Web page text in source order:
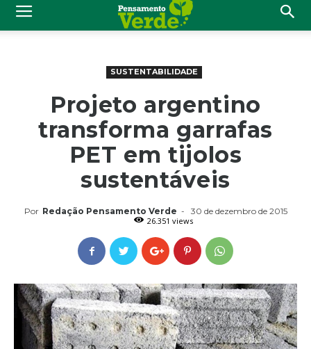
SUSTENTABILIDADE
Projeto argentino
transforma garrafas
PET em tijolos
sustentáveis
Por Redação Pensamento Verde -
30 de dezembro de 2015
26.351 views